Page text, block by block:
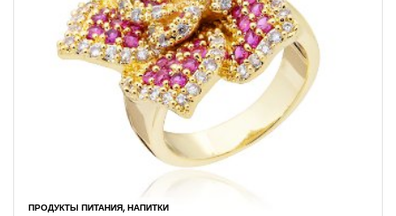
ПРОДУКТЫ ПИТАНИЯ, НАПИТКИ